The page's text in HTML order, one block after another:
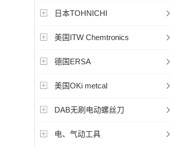
日本TOHNICHI
美国ITW Chemtronics
德国ERSA
美国OKi metcal
DAB无刷电动螺丝刀
电、气动工具